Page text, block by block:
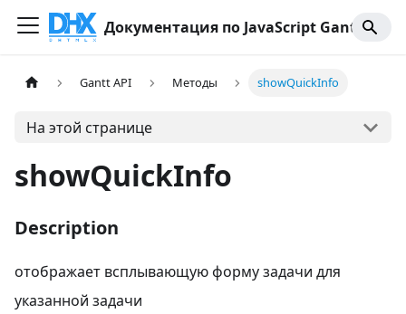
Документация по JavaScript Gantt
Gantt API Методы showQuickInfo
На этой странице
showQuickInfo
Description
отображает всплывающую форму задачи для
указанной задачи